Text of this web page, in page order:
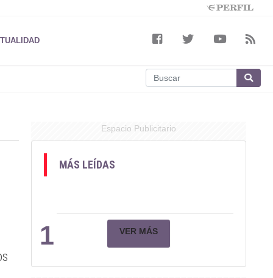
Espacio Publicitario
MÁS LEÍDAS
1 VER MÁS